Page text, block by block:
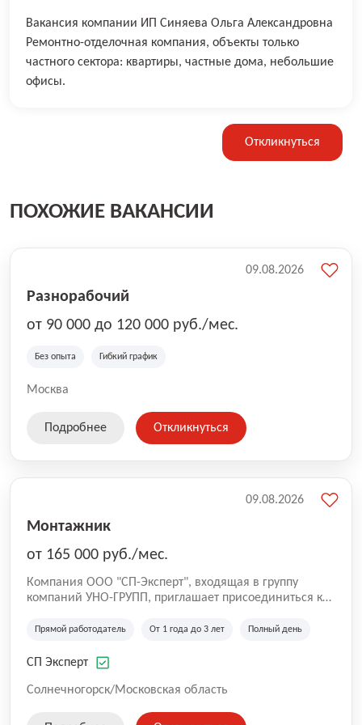
Вакансия компании ИП Синяева Ольга Александровна
Ремонтно-отделочная компания, объекты только
частного сектора: квартиры, частные дома, небольшие
офисы.
Откликнуться
ПОХОЖИЕ ВАКАНСИИ
Разнорабочий
от 90 000 до 120 000 руб./мес.
Без опыта Гибкий график
Москва
09.08.2026
Подробнее Откликнуться
Монтажник
от 165 000 руб./мес.
Компания ООО "СП-Эксперт", входящая в группу
компаний УНО-ГРУПП, приглашает присоединиться к
работаем на рынке с 2005 года и оказываем комплекс
зданий из гибридных модульных блоков свободной
гибридно-модульного строительства.
Прямой работодатель От 1 года до 3 лет Полный день
СП Эксперт
Солнечногорск/Московская область
09.08.2026